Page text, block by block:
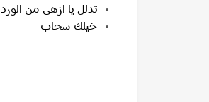
تدلل يا ازهى من الورد
خيلك سحاب